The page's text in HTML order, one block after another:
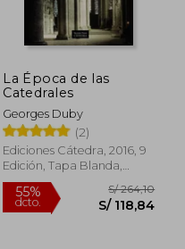
55%
La Época de las
Catedrales
Georges Duby
(2)
Ediciones Cátedra, 2016, 9
Edición, Tapa Blanda,
Nuevo